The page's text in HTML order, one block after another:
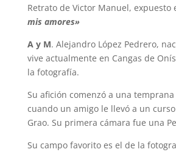
Retrato de Victor Manuel, expuesto
mis amores»
A y M. Alejandro López Pedrero,
vive actualmente en Cangas de
la fotografía.
Su afición comenzó a una
cuando un amigo le llevó a un
Grao. Su primera cámara fue una
Su campo favorito es el de la